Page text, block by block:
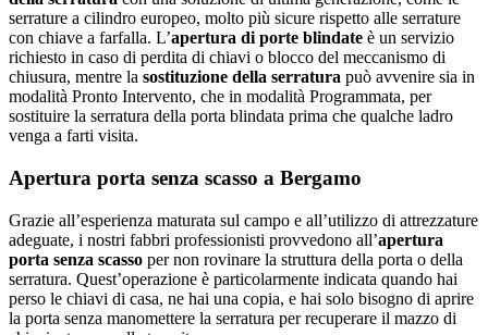
serrature a cilindro europeo, molto più sicure rispetto alle serrature
con chiave a farfalla. L’apertura di porte blindate è un servizio
richiesto in caso di perdita di chiavi o blocco del meccanismo di
chiusura, mentre la sostituzione della serratura può avvenire sia in
modalità Pronto Intervento, che in modalità Programmata, per
sostituire la serratura della porta blindata prima che qualche ladro
venga a farti visita.
Apertura porta senza scasso a Bergamo
Grazie all’esperienza maturata sul campo e all’utilizzo di attrezzature
adeguate, i nostri fabbri professionisti provvedono all’apertura
porta senza scasso per non rovinare la struttura della porta o della
serratura. Quest’operazione è particolarmente indicata quando hai
perso le chiavi di casa, ne hai una copia, e hai solo bisogno di aprire
la porta senza manomettere la serratura per recuperare il mazzo di